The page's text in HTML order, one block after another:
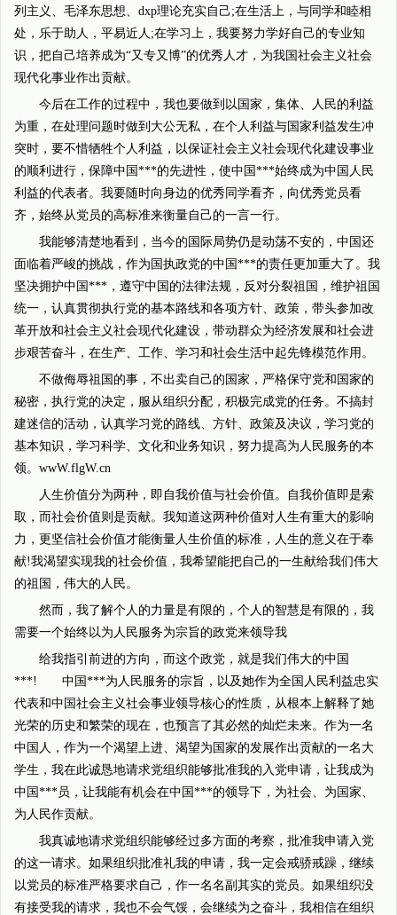
列主义、毛泽东思想、dxp理论充实自己;在生活上，与同学和睦相
处，乐于助人，平易近人;在学习上，我要努力学好自己的专业知
识，把自己培养成为“又专又博”的优秀人才，为我国社会主义社会
现代化事业作出贡献。
今后在工作的过程中，我也要做到以国家，集体、人民的利益
为重，在处理问题时做到大公无私，在个人利益与国家利益发生冲
突时，要不惜牺牲个人利益，以保证社会主义社会现代化建设事业
的顺利进行，保障中国***的先进性，使中国***始终成为中国人民
利益的代表者。我要随时向身边的优秀同学看齐，向优秀党员看
齐，始终从党员的高标准来衡量自己的一言一行。
我能够清楚地看到，当今的国际局势仍是动荡不安的，中国还
面临着严峻的挑战，作为国执政党的中国***的责任更加重大了。我
坚决拥护中国***，遵守中国的法律法规，反对分裂祖国，维护祖国
统一，认真贯彻执行党的基本路线和各项方针、政策，带头参加改
革开放和社会主义社会现代化建设，带动群众为经济发展和社会进
步艰苦奋斗，在生产、工作、学习和社会生活中起先锋模范作用。
不做侮辱祖国的事，不出卖自己的国家，严格保守党和国家的
秘密，执行党的决定，服从组织分配，积极完成党的任务。不搞封
建迷信的活动，认真学习党的路线、方针、政策及决议，学习党的
基本知识，学习科学、文化和业务知识，努力提高为人民服务的本
领。wwW.flgW.cn
人生价值分为两种，即自我价值与社会价值。自我价值即是索
取，而社会价值则是贡献。我知道这两种价值对人生有重大的影响
力，更坚信社会价值才能衡量人生价值的标准，人生的意义在于奉
献!我渴望实现我的社会价值，我希望能把自己的一生献给我们伟大
的祖国，伟大的人民。
然而，我了解个人的力量是有限的，个人的智慧是有限的，我
需要一个始终以为人民服务为宗旨的政党来领导我
给我指引前进的方向，而这个政党，就是我们伟大的中国
***! 中国***为人民服务的宗旨，以及她作为全国人民利益忠实
代表和中国社会主义社会事业领导核心的性质，从根本上解释了她
光荣的历史和繁荣的现在，也预言了其必然的灿烂未来。作为一名
中国人，作为一个渴望上进、渴望为国家的发展作出贡献的一名大
学生，我在此诚恳地请求党组织能够批准我的入党申请，让我成为
中国***员，让我能有机会在中国***的领导下，为社会、为国家、
为人民作贡献。
我真诚地请求党组织能够经过多方面的考察，批准我申请入党
的这一请求。如果组织批准礼我的申请，我一定会戒骄戒躁，继续
以党员的标准严格要求自己，作一名名副其实的党员。如果组织没
有接受我的请求，我也不会气馁，会继续为之奋斗，我相信在组织